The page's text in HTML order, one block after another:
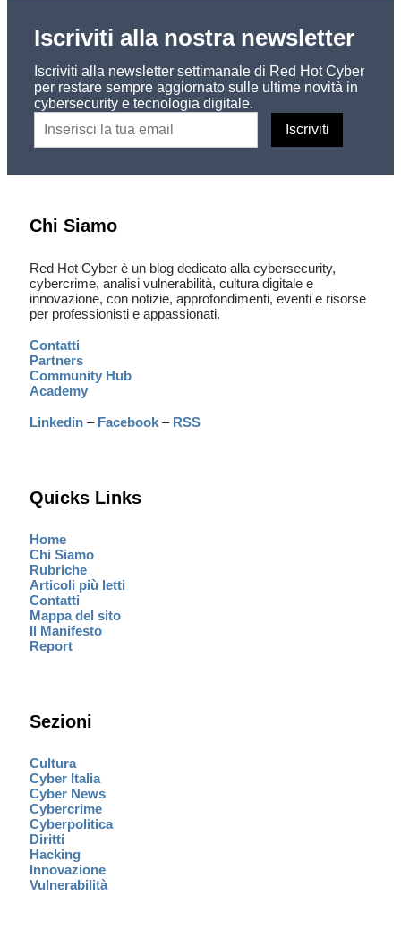
Iscriviti alla nostra newsletter
Iscriviti alla newsletter settimanale di Red Hot Cyber
per restare sempre aggiornato sulle ultime novità in
cybersecurity e tecnologia digitale.
Chi Siamo
Red Hot Cyber è un blog dedicato alla cybersecurity,
cybercrime, analisi vulnerabilità, cultura digitale e
innovazione, con notizie, approfondimenti, eventi e risorse
per professionisti e appassionati.
Contatti
Partners
Community Hub
Academy
Linkedin – Facebook – RSS
Quicks Links
Home
Chi Siamo
Rubriche
Articoli più letti
Contatti
Mappa del sito
Il Manifesto
Report
Sezioni
Cultura
Cyber Italia
Cyber News
Cybercrime
Cyberpolitica
Diritti
Hacking
Innovazione
Vulnerabilità